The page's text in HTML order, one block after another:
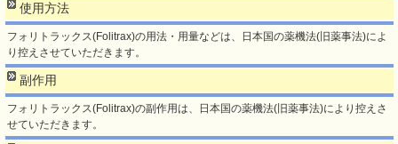
使用方法
フォリトラックス(Folitrax)の用法・用量などは、日本国の薬機法(旧薬事法)によ
り控えさせていただきます。
副作用
フォリトラックス(Folitrax)の副作用は、日本国の薬機法(旧薬事法)により控えさ
せていただきます。